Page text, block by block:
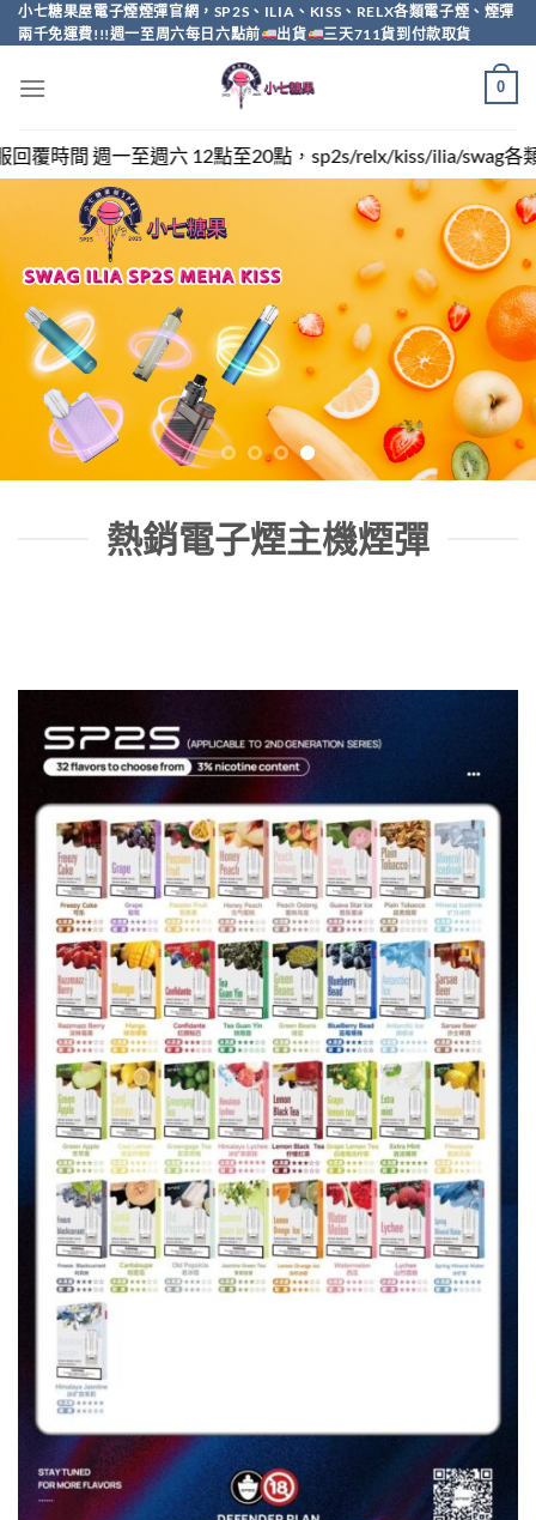
Skip
to
小七糖果屋電子煙煙彈官網，SP2S、ILIA、KISS、RELX各類電子煙、煙彈
兩千免運費!!!週一至周六每日六點前
出貨 三天711貨到付款取貨
0
12點至20點，sp2s/relx/kiss/ilia/swag各類電子煙煙彈買越
熱銷電子煙主機煙彈